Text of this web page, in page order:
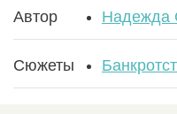
Автор Надежда
Сюжеты